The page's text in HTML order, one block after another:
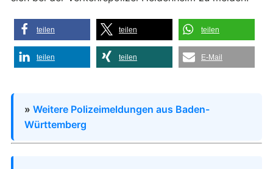
teilen teilen teilen
teilen teilen E-Mail
» Weitere Polizeimeldungen aus Baden-
Württemberg